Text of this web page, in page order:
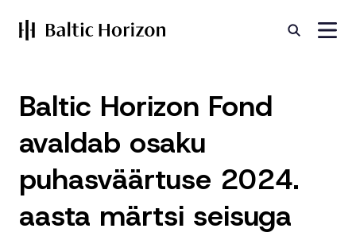
Baltic Horizon Fond
avaldab osaku
puhasväärtuse 2024.
aasta märtsi seisuga